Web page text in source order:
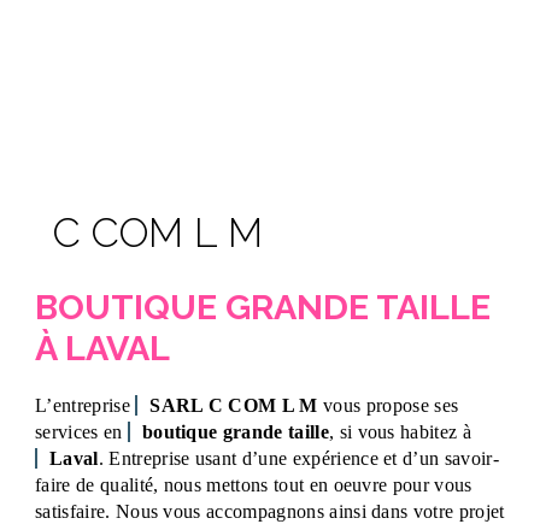
C COM L M
BOUTIQUE GRANDE TAILLE
À LAVAL
L’entreprise SARL C COM L M vous propose ses
services en
boutique grande taille, si vous habitez à
Laval. Entreprise usant d’une expérience et d’un savoir-
faire de qualité, nous mettons tout en oeuvre pour vous
satisfaire. Nous vous accompagnons ainsi dans votre projet